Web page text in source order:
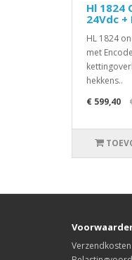
Hl 1824
24Vdc +
HL 1824
met
hekkens..
€ 599,40
Verzendkosten